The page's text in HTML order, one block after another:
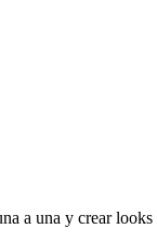
a una y crear